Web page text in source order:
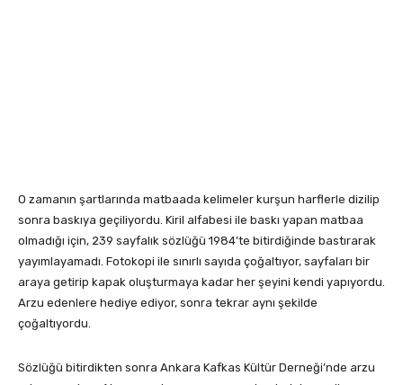
O zamanın şartlarında matbaada kelimeler kurşun harflerle dizilip
sonra baskıya geçiliyordu. Kiril alfabesi ile baskı yapan matbaa
olmadığı için, 239 sayfalık sözlüğü 1984’te bitirdiğinde bastırarak
yayımlayamadı. Fotokopi ile sınırlı sayıda çoğaltıyor, sayfaları bir
araya getirip kapak oluşturmaya kadar her şeyini kendi yapıyordu.
Arzu edenlere hediye ediyor, sonra tekrar aynı şekilde
çoğaltıyordu.
Sözlüğü bitirdikten sonra Ankara Kafkas Kültür Derneği’nde arzu